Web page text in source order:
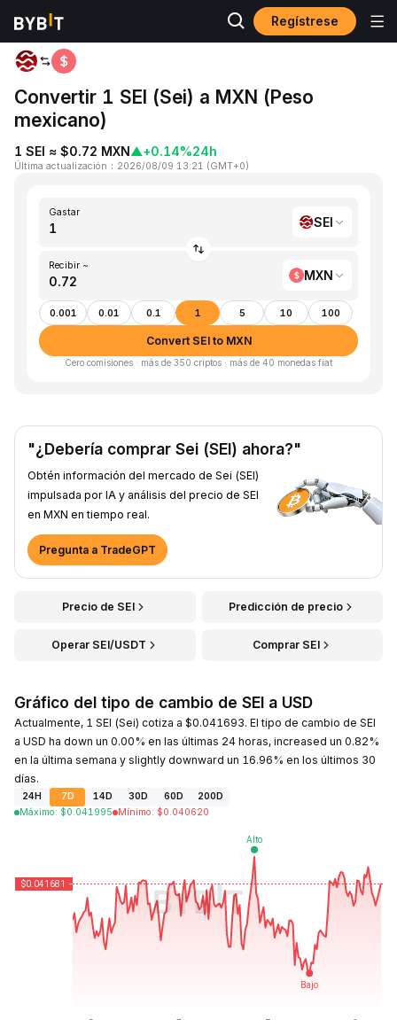
Regístrese
Inicio SEI to MXN
Convertir 1 SEI (Sei) a MXN (Peso
mexicano)
1 SEI ≈ $0.72 MXN▲+0.14%24h
Última actualización ： 2026/08/09 13:21 (GMT+0)
Gastar
SEI
Recibir ~
MXN
0.001 0.01 0.1 1 5 10 100
Convert SEI to MXN
Cero comisiones · más de 350 criptos · más de 40 monedas fiat
"¿Debería comprar Sei (SEI) ahora?"
Obtén información del mercado de Sei (SEI)
impulsada por IA y análisis del precio de SEI
en MXN en tiempo real.
Pregunta a TradeGPT
Precio de SEI Predicción de precio
Operar SEI/USDT Comprar SEI
Gráfico del tipo de cambio de SEI a USD
Actualmente, 1 SEI (Sei) cotiza a $0.041693. El tipo de cambio de SEI
a USD ha down un 0.00% en las últimas 24 horas, increased un 0.82%
en la última semana y slightly downward un 16.96% en los últimos 30
días.
24H 7D 14D 30D 60D
200D
Máximo: $0.041995 Mínimo: $0.040620